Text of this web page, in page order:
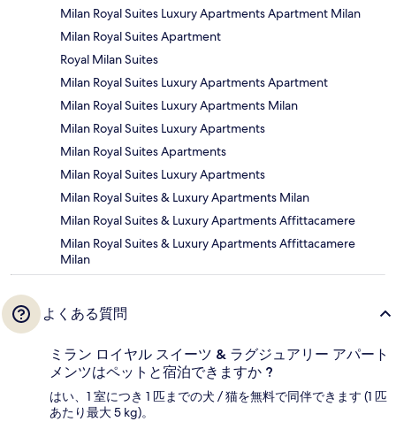
Milan Royal Suites Luxury Apartments Apartment Milan
Milan Royal Suites Apartment
Royal Milan Suites
Milan Royal Suites Luxury Apartments Apartment
Milan Royal Suites Luxury Apartments Milan
Milan Royal Suites Luxury Apartments
Milan Royal Suites Apartments
Milan Royal Suites Luxury Apartments
Milan Royal Suites & Luxury Apartments Milan
Milan Royal Suites & Luxury Apartments Affittacamere
Milan Royal Suites & Luxury Apartments Affittacamere
Milan
よくある質問
ミラン ロイヤル スイーツ & ラグジュアリー アパート
メンツはペットと宿泊できますか ?
はい、1 室につき 1 匹までの犬 / 猫を無料で同伴できます (1 匹
あたり最大 5 kg)。